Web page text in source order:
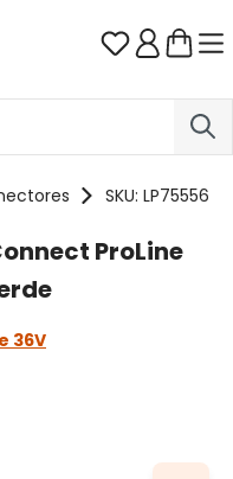
Tienes 0
SKU: LP75556
ProLine
36V